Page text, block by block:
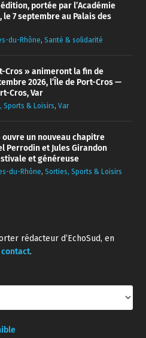
portée par l’Académie
le 7 septembre au Palais des
du-Rhône,Santé & solidarité
Cros » animeront la fin de
2026, l’Île de Port-Cros —
Cros, Var
Sports & Loisirs,Var
ouvre un nouveau chapitre
Perrodin et Jules Girandon
et généreuse
du-Rhône,Sorties, Sports & Loisirs
rédacteur d’EchoSud, en
.